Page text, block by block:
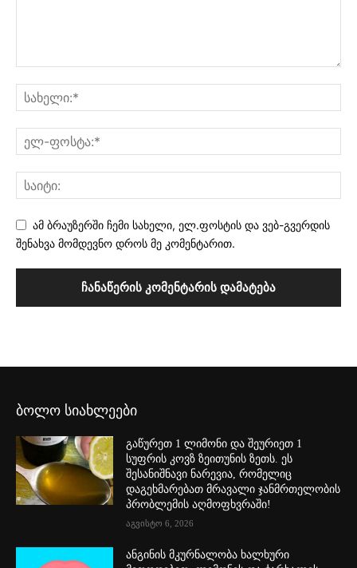
ამ ბრაუზერში ჩემი სახელი, ელ.ფოსტის და ვებ-გვერდის
შენახვა მომდევნო დროს მე კომენტარით.
ბოლო სიახლეები
გაწურეთ 1 ლიმონი და შეურიეთ 1
სუფრის კოვზ ზეითუნის ზეთს. ეს
შესანიშნავი ნარევია, რომელიც
დაგეხმარებათ მრავალი ჯანმრთელობის
პრობლემის აღმოფხვრაში!
აგვისტო 6, 2026
ანგინის მკურნალობა ხალხური